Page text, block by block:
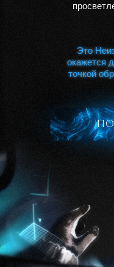
Это
окажется
точкой
Это
окажется
точкой